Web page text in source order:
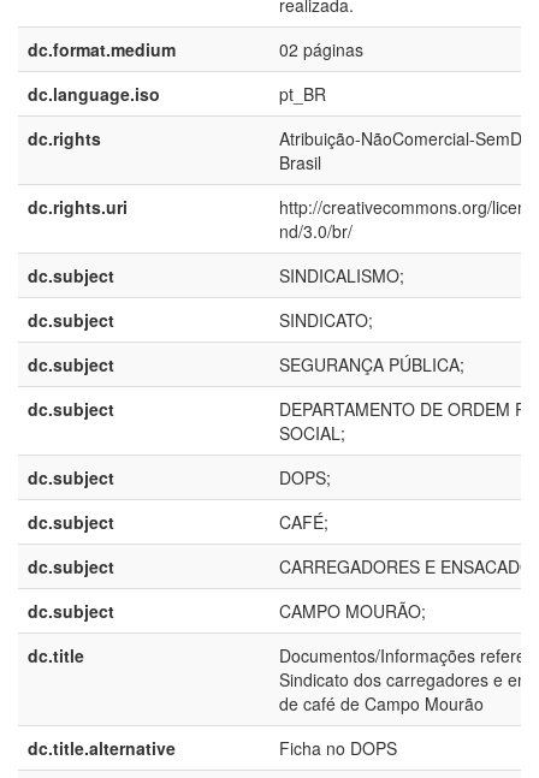
realizada.
dc.format.medium
02 páginas
dc.language.iso
pt_BR
dc.rights
Atribuição-NãoComercial-
Brasil
dc.rights.uri
http://creativecommons.org/
nd/3.0/br/
dc.subject
SINDICALISMO;
dc.subject
SINDICATO;
dc.subject
SEGURANÇA PÚBLICA;
dc.subject
DEPARTAMENTO DE ORDEM
SOCIAL;
dc.subject
DOPS;
dc.subject
CAFÉ;
dc.subject
CARREGADORES E
dc.subject
CAMPO MOURÃO;
dc.title
Documentos/Informações
Sindicato dos carregadores e
de café de Campo Mourão
dc.title.alternative
Ficha no DOPS